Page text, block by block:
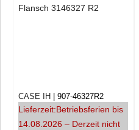
Flansch 3146327 R2
CASE IH 907-46327R2
Lieferzeit:Betriebsferien bis
14.08.2026 – Derzeit nicht